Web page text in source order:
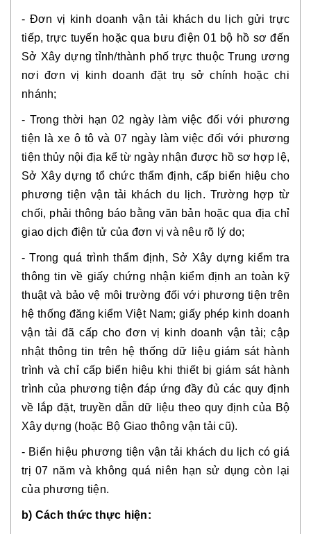
- Đơn vị kinh doanh vận tải khách du lịch gửi trực
tiếp, trực tuyến hoặc qua bưu điện 01 bộ hồ sơ đến
Sở Xây dựng tỉnh/thành phố trực thuộc Trung ương
nơi đơn vị kinh doanh đặt trụ sở chính hoặc chi
nhánh;
- Trong thời hạn 02 ngày làm việc đối với phương
tiện là xe ô tô và 07 ngày làm việc đối với phương
tiện thủy nội địa kể từ ngày nhận được hồ sơ hợp lệ,
Sở Xây dựng tổ chức thẩm định, cấp biển hiệu cho
phương tiện vận tải khách du lịch. Trường hợp từ
chối, phải thông báo bằng văn bản hoặc qua địa chỉ
giao dịch điện tử của đơn vị và nêu rõ lý do;
- Trong quá trình thẩm định, Sở Xây dựng kiểm tra
thông tin về giấy chứng nhận kiểm định an toàn kỹ
thuật và bảo vệ môi trường đối với phương tiện trên
hệ thống đăng kiểm Việt Nam; giấy phép kinh doanh
vận tải đã cấp cho đơn vị kinh doanh vận tải; cập
nhật thông tin trên hệ thống dữ liệu giám sát hành
trình và chỉ cấp biển hiệu khi thiết bị giám sát hành
trình của phương tiện đáp ứng đầy đủ các quy định
về lắp đặt, truyền dẫn dữ liệu theo quy định của Bộ
Xây dựng (hoặc Bộ Giao thông vận tải cũ).
- Biển hiệu phương tiện vận tải khách du lịch có giá
trị 07 năm và không quá niên hạn sử dụng còn lại
của phương tiện.
b) Cách thức thực hiện: